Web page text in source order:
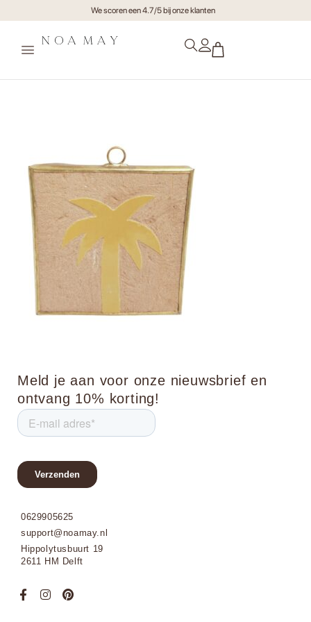
We scoren een 4.7/5 bij onze klanten
Meld je aan voor onze nieuwsbrief en
ontvang 10% korting!
0629905625
support@noamay.nl
Hippolytusbuurt 19
2611 HM Delft